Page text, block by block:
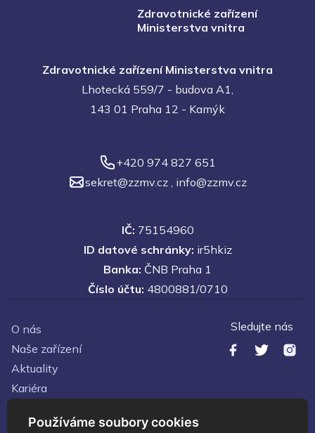
Používáme soubory cookies
Zdravotnické zařízení
Ministerstva vnitra
Zdravotnické zařízení Ministerstva vnitra
Lhotecká 559/7 - budova A1,
143 01 Praha 12 - Kamýk
+420 974 827 651
sekret@zzmv.cz , info@zzmv.cz
IČ: 75154960
ID datové schránky: ir5hkiz
Banka: ČNB Praha 1
Číslo účtu: 4800881/0710
O nás
Naše zařízení
Aktuality
Kariéra
Sledujte nás